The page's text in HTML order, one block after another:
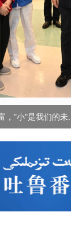
，"小"是我们的未...